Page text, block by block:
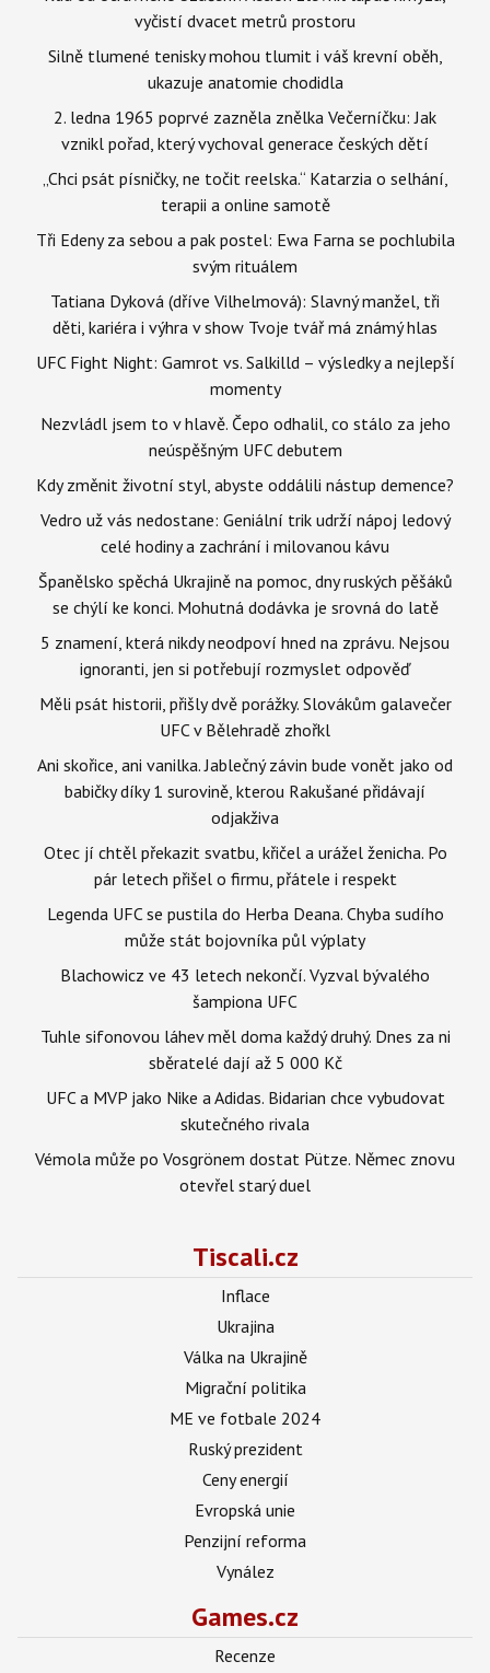
vyčistí dvacet metrů prostoru
Silně tlumené tenisky mohou tlumit i váš krevní oběh,
ukazuje anatomie chodidla
2. ledna 1965 poprvé zazněla znělka Večerníčku: Jak
vznikl pořad, který vychoval generace českých dětí
„Chci psát písničky, ne točit reelska.“ Katarzia o selhání,
terapii a online samotě
Tři Edeny za sebou a pak postel: Ewa Farna se pochlubila
svým rituálem
Tatiana Dyková (dříve Vilhelmová): Slavný manžel, tři
děti, kariéra i výhra v show Tvoje tvář má známý hlas
UFC Fight Night: Gamrot vs. Salkilld – výsledky a nejlepší
momenty
Nezvládl jsem to v hlavě. Čepo odhalil, co stálo za jeho
neúspěšným UFC debutem
Kdy změnit životní styl, abyste oddálili nástup demence?
Vedro už vás nedostane: Geniální trik udrží nápoj ledový
celé hodiny a zachrání i milovanou kávu
Španělsko spěchá Ukrajině na pomoc, dny ruských pěšáků
se chýlí ke konci. Mohutná dodávka je srovná do latě
5 znamení, která nikdy neodpoví hned na zprávu. Nejsou
ignoranti, jen si potřebují rozmyslet odpověď
Měli psát historii, přišly dvě porážky. Slovákům galavečer
UFC v Bělehradě zhořkl
Ani skořice, ani vanilka. Jablečný závin bude vonět jako od
babičky díky 1 surovině, kterou Rakušané přidávají
odjakživa
Otec jí chtěl překazit svatbu, křičel a urážel ženicha. Po
pár letech přišel o firmu, přátele i respekt
Legenda UFC se pustila do Herba Deana. Chyba sudího
může stát bojovníka půl výplaty
Blachowicz ve 43 letech nekončí. Vyzval bývalého
šampiona UFC
Tuhle sifonovou láhev měl doma každý druhý. Dnes za ni
sběratelé dají až 5 000 Kč
UFC a MVP jako Nike a Adidas. Bidarian chce vybudovat
skutečného rivala
Vémola může po Vosgrönem dostat Pütze. Němec znovu
otevřel starý duel
Tiscali.cz
Inflace
Ukrajina
Válka na Ukrajině
Migrační politika
ME ve fotbale 2024
Ruský prezident
Ceny energií
Evropská unie
Penzijní reforma
Vynález
Games.cz
Recenze